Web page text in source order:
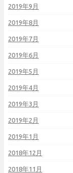
2019年9月
2019年8月
2019年7月
2019年6月
2019年5月
2019年4月
2019年3月
2019年2月
2019年1月
2018年12月
2018年11月